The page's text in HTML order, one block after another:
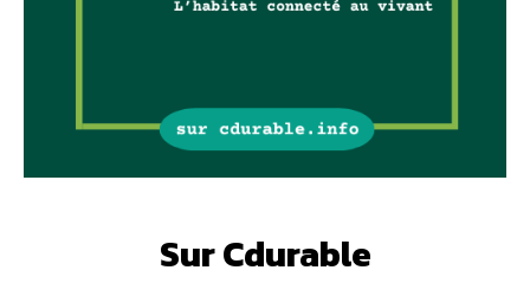
Sur Cdurable